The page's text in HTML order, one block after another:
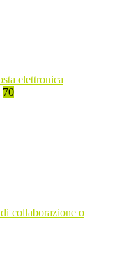
elettronica
70
collaborazione o